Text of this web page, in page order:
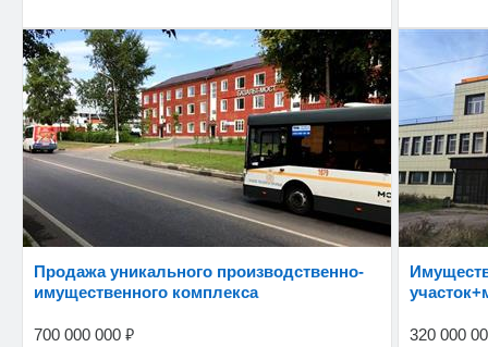
Продажа уникального производственно-
имущественного комплекса
700 000 000 ₽
Имущественный комплекс+ Земельный
320 000